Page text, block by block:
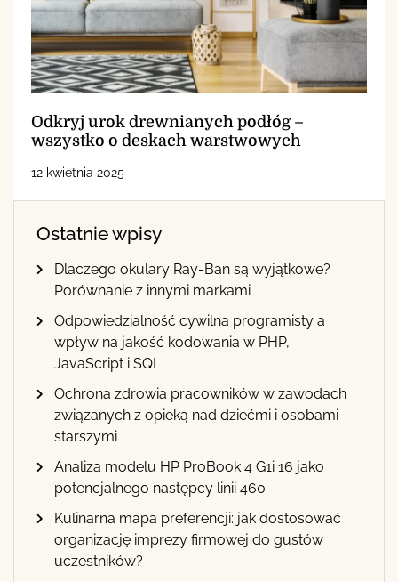
Odkryj urok drewnianych podłóg –
wszystko o deskach warstwowych
12 kwietnia 2025
Ostatnie wpisy
Dlaczego okulary Ray-Ban są wyjątkowe?
Porównanie z innymi markami
Odpowiedzialność cywilna programisty a
wpływ na jakość kodowania w PHP,
JavaScript i SQL
Ochrona zdrowia pracowników w zawodach
związanych z opieką nad dziećmi i osobami
starszymi
Analiza modelu HP ProBook 4 G1i 16 jako
potencjalnego następcy linii 460
Kulinarna mapa preferencji: jak dostosować
organizację imprezy firmowej do gustów
uczestników?